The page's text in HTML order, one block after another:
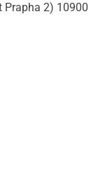
Prapha 2) 10900